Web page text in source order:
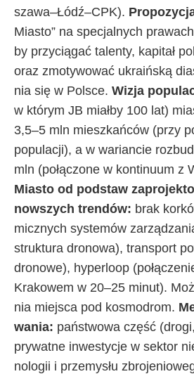
sza­wa–Łó­dź–CPK).
Mia­sto” na spe­cjal­ny­ch
by przy­cią­gać ta­len­ty, ka­pi­tał
oraz zmo­ty­wo­wać ukra­iń­ską
nia się w Pol­sce. Wi­zja
w któ­rym JB miał­by 100 lat)
3,5–5 mln miesz­kań­ców (przy
po­pu­la­cji), a w wa­rian­cie
mln (po­łą­czo­ne w kon­ti­nu­um z
Mia­sto od pod­staw
now­szy­ch tren­dów: brak
micz­ny­ch sys­te­mów
struk­tu­ra dro­no­wa), trans­port
dro­no­we), hy­per­lo­op
Kra­ko­wem w 20–25 mi­nut).
nia miej­sca pod ko­smo­drom.
wa­nia: pań­stwo­wa czę­ść
pry­wat­ne in­we­sty­cje w sek­tor
no­lo­gii i prze­my­słu